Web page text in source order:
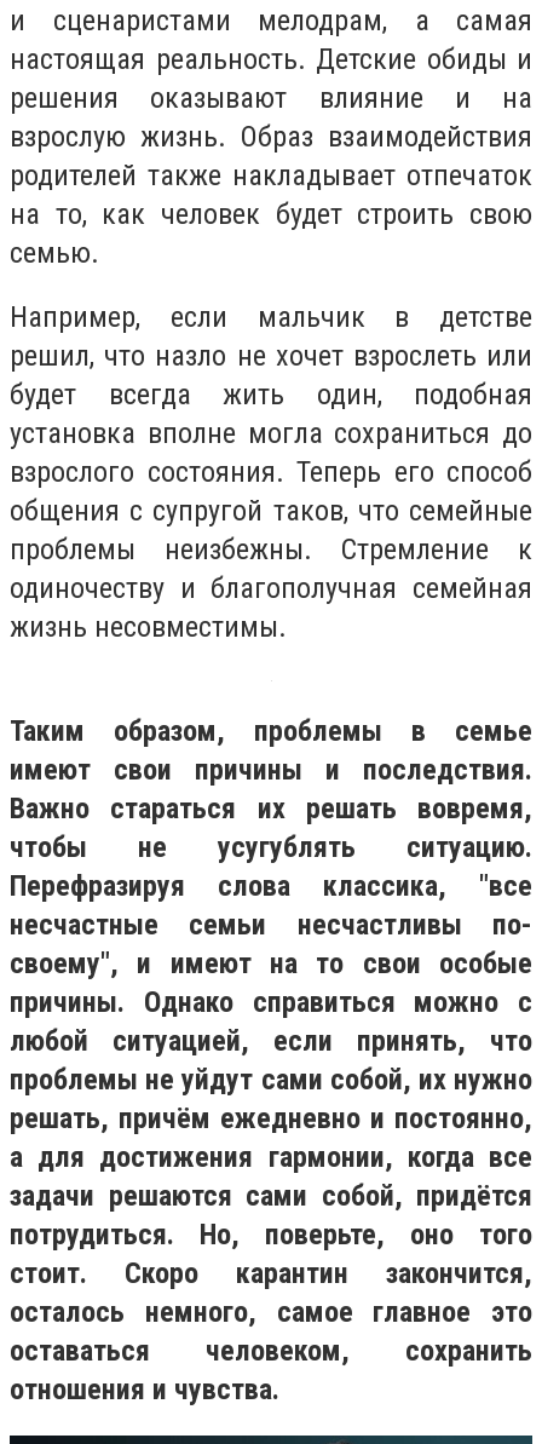
и сценаристами мелодрам, а самая
настоящая реальность. Детские обиды и
решения оказывают влияние и на
взрослую жизнь. Образ взаимодействия
родителей также накладывает отпечаток
на то, как человек будет строить свою
семью.
Например, если мальчик в детстве
решил, что назло не хочет взрослеть или
будет всегда жить один, подобная
установка вполне могла сохраниться до
взрослого состояния. Теперь его способ
общения с супругой таков, что семейные
проблемы неизбежны. Стремление к
одиночеству и благополучная семейная
жизнь несовместимы.
Таким образом, проблемы в семье
имеют свои причины и последствия.
Важно стараться их решать вовремя,
чтобы не усугублять ситуацию.
Перефразируя слова классика, "все
несчастные семьи несчастливы по-
своему", и имеют на то свои особые
причины. Однако справиться можно с
любой ситуацией, если принять, что
проблемы не уйдут сами собой, их нужно
решать, причём ежедневно и постоянно,
а для достижения гармонии, когда все
задачи решаются сами собой, придётся
потрудиться. Но, поверьте, оно того
стоит. Скоро карантин закончится,
осталось немного, самое главное это
оставаться человеком, сохранить
отношения и чувства.